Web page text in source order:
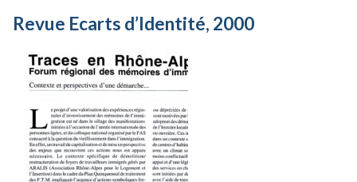
Revue Ecarts d’Identité, 2000